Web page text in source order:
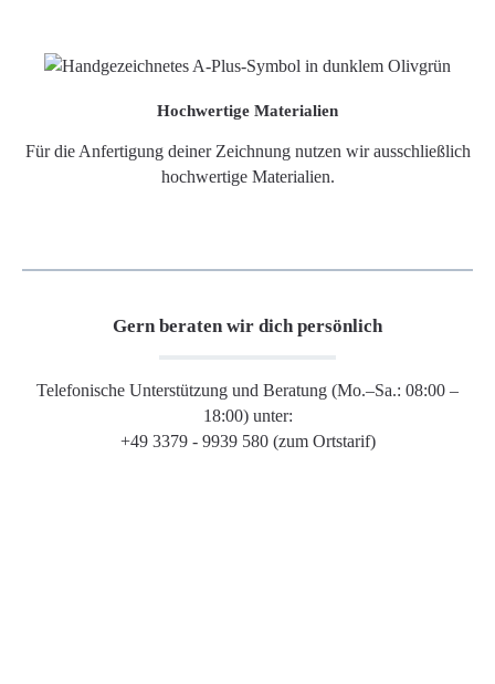
Hochwertige Materialien
Für die Anfertigung deiner Zeichnung nutzen wir ausschließlich
hochwertige Materialien.
Gern beraten wir dich persönlich
Telefonische Unterstützung und Beratung (Mo.–Sa.: 08:00 –
18:00) unter:
+49 3379 - 9939 580 (zum Ortstarif)